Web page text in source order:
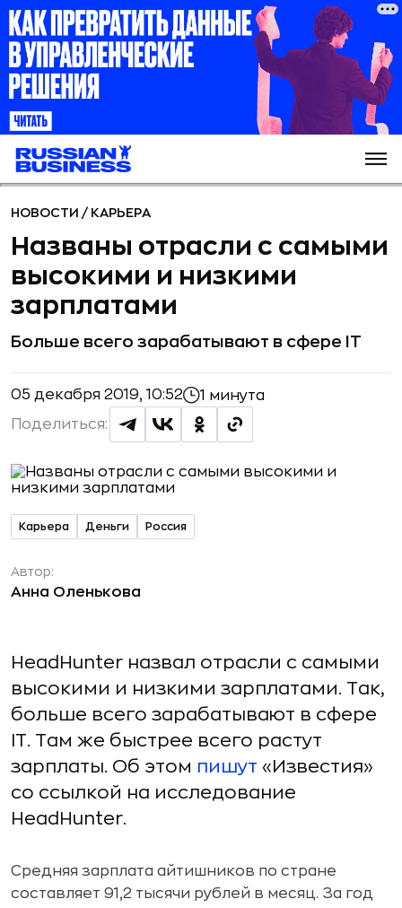
НОВОСТИ / КАРЬЕРА
Названы отрасли с самыми
высокими и низкими
зарплатами
Больше всего зарабатывают в сфере IT
05 декабря 2019, 10:52 1 минута
Поделиться:
Карьера Деньги Россия
Автор:
Анна Оленькова
HeadHunter назвал отрасли с самыми
высокими и низкими зарплатами. Так,
больше всего зарабатывают в сфере
IT. Там же быстрее всего растут
зарплаты. Об этом пишут «Известия»
со ссылкой на исследование
HeadHunter.
Средняя зарплата айтишников по стране
составляет 91,2 тысячи рублей в месяц. За год